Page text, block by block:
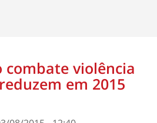
combate violência
em 2015